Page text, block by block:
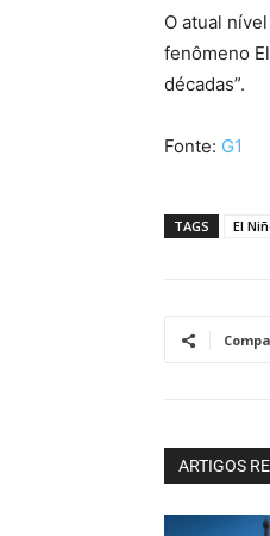
O atual
fenômeno
décadas”.
Fonte: G1
TAGS El
ARTIGOS